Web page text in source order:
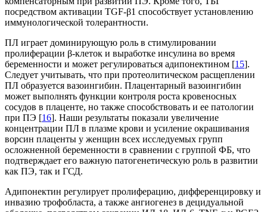
посредством активации TGF-β1 способствует установлению
иммунологической толерантности.
ПЛ играет доминирующую роль в стимулировании
пролиферации β-клеток и выработке инсулина во время
беременности и может регулироваться адипонектином [15].
Следует учитывать, что при протеолитическом расщеплении
ПЛ образуется вазоингибин. Плацентарный вазоингибин
может выполнять функции контроля роста кровеносных
сосудов в плаценте, но также способствовать и ее патологии
при ПЭ [16]. Наши результаты показали увеличение
концентрации ПЛ в плазме крови и усиление окрашивания
ворсин плаценты у женщин всех исследуемых групп
осложненной беременности в сравнении с группой ФБ, что
подтверждает его важную патогенетическую роль в развитии
как ПЭ, так и ГСД.
Адипонектин регулирует пролиферацию, дифференцировку и
инвазию трофобласта, а также ангиогенез в децидуальной